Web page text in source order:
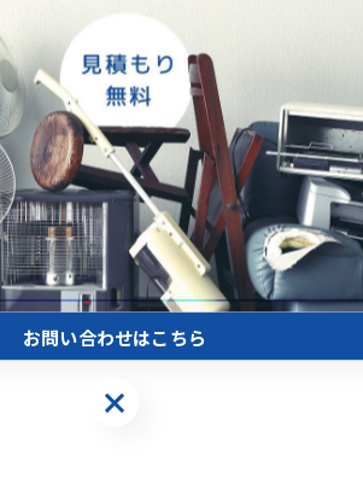
関連タグ
#土日対応 #片付けサポート #日用雑
お問い合わせはこちら
お問い合わせはこちら